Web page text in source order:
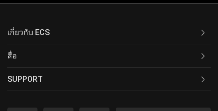
เกี่ยวกับ ECS
สื่อ
SUPPORT